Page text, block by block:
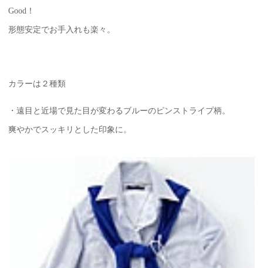
Good！
形態安定でお手入れも楽々。
カラーは２種類
・遠目と近場で見た目が変わるブルーのピンストライプ柄。
爽やかでスッキリとした印象に。